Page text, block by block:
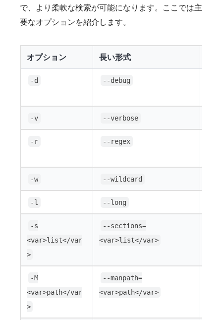
で、より柔軟な検索が可能になります。ここでは主
要なオプションを紹介します。
オプション 長い形式
-d --debug
-v --verbose
-r --regex
-w --wildcard
-l --long
-s
<var>list</var
>
--sections=
<var>list</var>
-M
<var>path</var
>
--manpath=
<var>path</var>